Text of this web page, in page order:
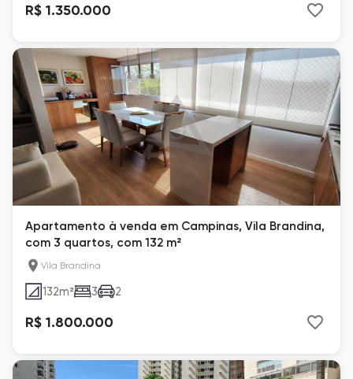
R$ 1.350.000
Apartamento à venda em Campinas, Vila Brandina,
com 3 quartos, com 132 m²
Vila Brandina
132m² 3 2
R$ 1.800.000